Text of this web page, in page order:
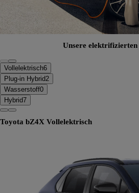
Unsere elektrifizierten
Vollelektrisch6
Plug-in Hybrid2
Wasserstoff0
Hybrid7
Toyota bZ4X Vollelektrisch